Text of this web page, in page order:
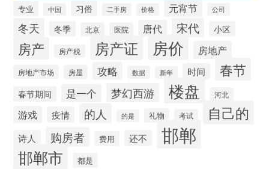
专业 中国 习俗 二手房 价格 元宵节 公司
冬天 冬季 北京 医院 唐代 宋代 小区
房产 房产税 房产证 房价 房地产
房地产市场 房屋 攻略 数据 新年 时间 春节
春节期间 是一个 梦幻西游 楼盘 河北
游戏 疫情 的人 的是 礼物 考试 自己的
诗人 购房者 费用 还不 邯郸
邯郸市 都是